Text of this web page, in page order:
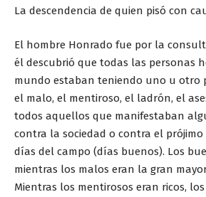
La descendencia de quien pisó con
El hombre Honrado fue por la
él descubrió que todas las personas
mundo estaban teniendo uno u otro
el malo, el mentiroso, el ladrón, el
todos aquellos que manifestaban
contra la sociedad o contra el
días del campo (días buenos). Los
mientras los malos eran la gran
Mientras los mentirosos eran ricos,